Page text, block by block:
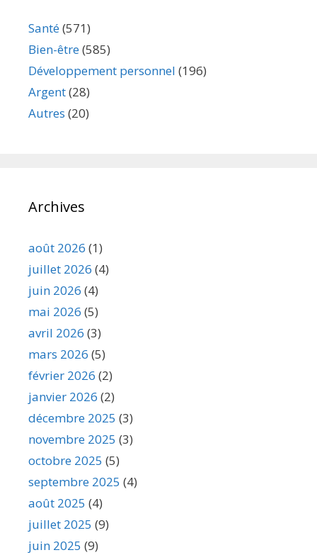
Santé(571)
Bien-être(585)
Développement personnel (196)
Argent(28)
Autres (20)
Archives
août 2026 (1)
juillet 2026 (4)
juin 2026 (4)
mai 2026 (5)
avril 2026 (3)
mars 2026 (5)
février 2026 (2)
janvier 2026 (2)
décembre 2025 (3)
novembre 2025 (3)
octobre 2025 (5)
septembre 2025 (4)
août 2025 (4)
juillet 2025 (9)
juin 2025 (9)